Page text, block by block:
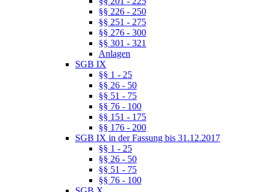
§§ 226 - 250
§§ 251 - 275
§§ 276 - 300
§§ 301 - 321
Anlagen
SGB IX
§§ 1 - 25
§§ 26 - 50
§§ 51 - 75
§§ 76 - 100
§§ 151 - 175
§§ 176 - 200
SGB IX in der Fassung bis 31.12.2017
§§ 1 - 25
§§ 26 - 50
§§ 51 - 75
§§ 76 - 100